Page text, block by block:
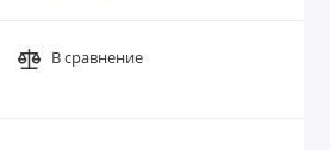
В сравнение